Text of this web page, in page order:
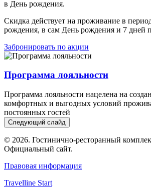
в День рождения.
Скидка действует на проживание в
рождения, в сам День рождения и 7 дней
Забронировать по акции
Программа лояльности
Программа лояльности нацелена на
комфортных и выгодных условий
постоянных гостей
Следующий слайд
© 2026. Гостинично-ресторанный
Официальный сайт.
Правовая информация
Travelline Start